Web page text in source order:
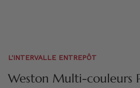
L'INTERVALLE ENTREPÔT
Weston Multi-couleurs